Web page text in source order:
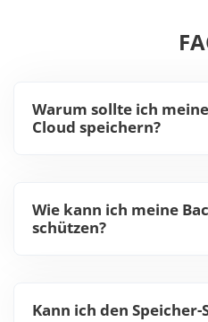
Warum sollte ich
Cloud speichern?
Wie kann ich meine
schützen?
Kann ich den